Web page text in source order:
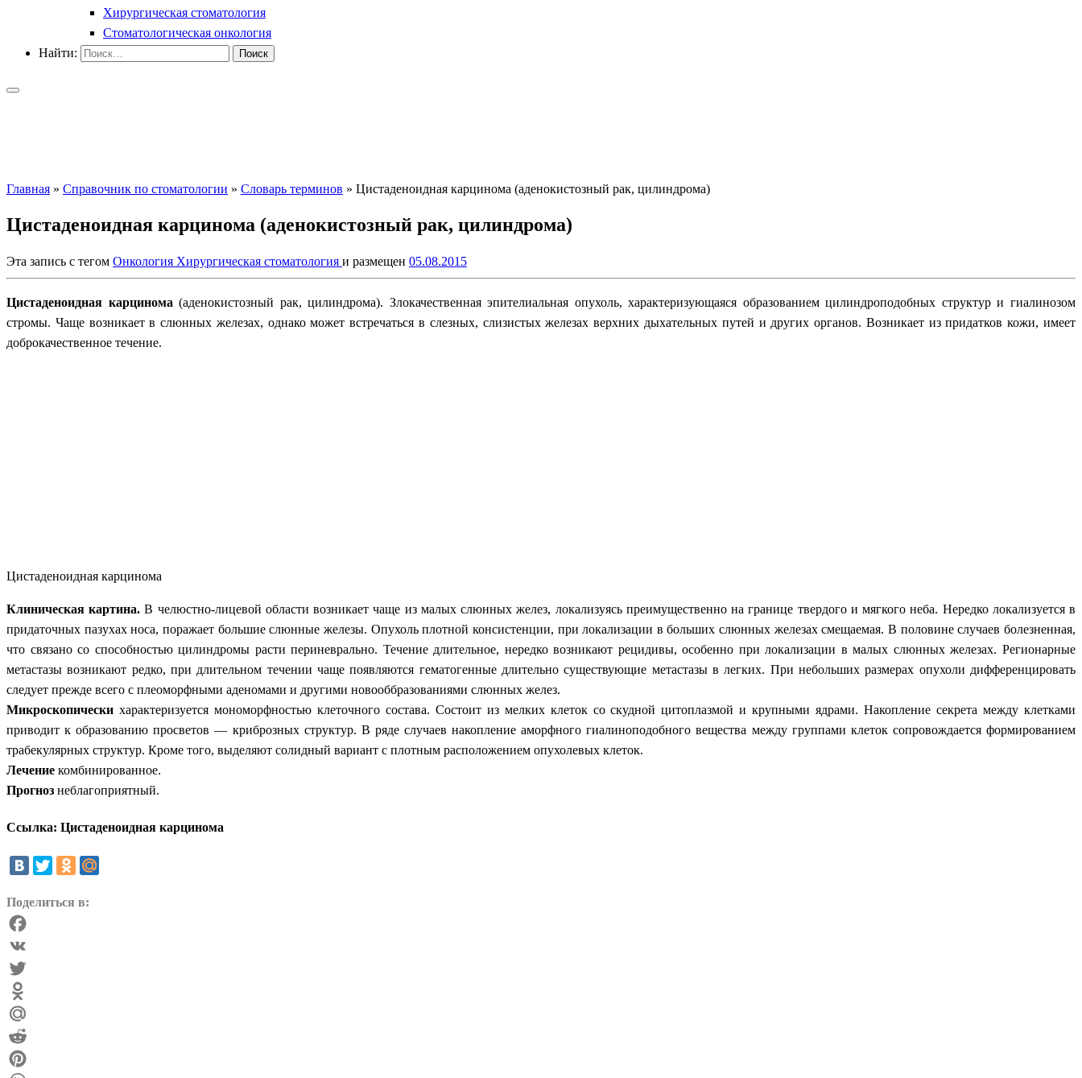
Хирургическая стоматология
Стоматологическая онкология
Найти:
Главная » Справочник по стоматологии » Словарь терминов » Цистаденоидная карцинома (аденокистозный рак, цилиндрома)
Цистаденоидная карцинома (аденокистозный рак, цилиндрома)
Эта запись с тегом Онкология Хирургическая стоматология и размещен 05.08.2015
Цистаденоидная карцинома (аденокистозный рак, цилиндрома). Злокачественная эпителиальная опухоль, характеризующаяся образованием цилиндроподобных структур и гиалинозом
стромы. Чаще возникает в слюнных железах, однако может встречаться в слезных, слизистых железах верхних дыхательных путей и других органов. Возникает из придатков кожи, имеет
доброкачественное течение.
Цистаденоидная карцинома
Клиническая картина.В челюстно-лицевой области возникает чаще из малых слюнных желез, локализуясь преимущественно на границе твердого и мягкого неба. Нередко локализуется в
придаточных пазухах носа, поражает большие слюнные железы. Опухоль плотной консистенции, при локализации в больших слюнных железах смещаемая. В половине случаев болезненная,
что связано со способностью цилиндромы расти периневрально. Течение длительное, нередко возникают рецидивы, особенно при локализации в малых слюнных железах. Регионарные
метастазы возникают редко, при длительном течении чаще появляются гематогенные длительно существующие метастазы в легких. При небольших размерах опухоли дифференцировать
следует прежде всего с плеоморфными аденомами и другими новооббразованиями слюнных желез.
Микроскопически характеризуется мономорфностью клеточного состава. Состоит из мелких клеток со скудной цитоплазмой и крупными ядрами. Накопление секрета между клетками
приводит к образованию просветов — криброзных структур. В ряде случаев накопление аморфного гиалиноподобного вещества между группами клеток сопровождается формированием
трабекулярных структур. Кроме того, выделяют солидный вариант с плотным расположением опухолевых клеток.
Лечение комбинированное.
Прогноз неблагоприятный.
Ссылка: Цистаденоидная карцинома
Поделиться в:
Facebook
VK
Twitter
Odnoklassniki
Mail.Ru
Reddit